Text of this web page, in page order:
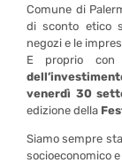
Comune di
di sconto etico
negozi e le
E proprio con
venerdì 30
edizione della
Siamo sempre
socioeconomico